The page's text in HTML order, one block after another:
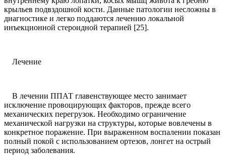
крыльев подвздошной кости. Данные патологии несложны в
диагностике и легко поддаются лечению локальной
инъекционной стероидной терапией [25].
Лечение
В лечении ППАТ главенствующее место занимает
исключение провоцирующих факторов, прежде всего
механических перегрузок. Необходимо ограничение
механической нагрузки на структуры, которые вовлечены в
конкретное поражение. При выраженном воспалении показан
полный покой с использованием ортезов, лонгет на острый
период заболевания.